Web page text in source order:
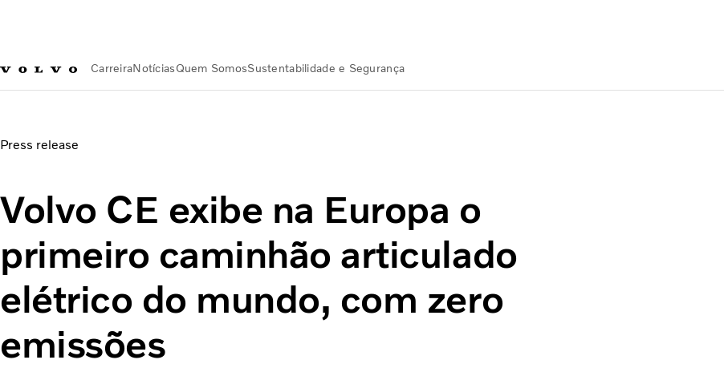
CarreiraNotíciasQuem SomosSustentabilidade e Segurança
Press release
Volvo CE exibe na Europa o
primeiro caminhão articulado
elétrico do mundo, com zero
emissões